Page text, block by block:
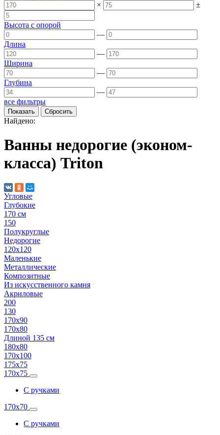
×
±
Высота с опорой
—
Длина
—
Ширина
—
Глубина
—
все фильтры
Найдено:
Ванны недорогие (эконом-
класса) Triton
Угловые
Глубокие
170 см
150
Полукруглые
Недорогие
120х120
Маленькие
Металлические
Композитные
Из искусственного камня
Акриловые
200
130
170х90
170х80
Длиной 135 см
180х80
170х100
175х75
170х75
С ручками
170х70
С ручками